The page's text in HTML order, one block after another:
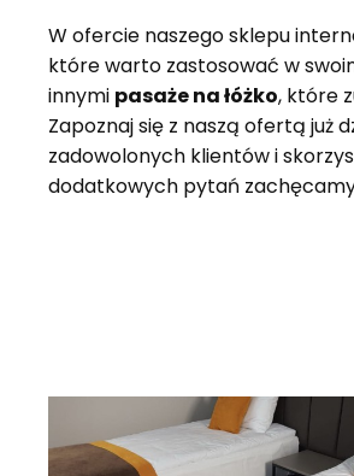
W ofercie naszego sklepu
które warto zastosować w
innymi pasaże na łóżko, które
Zapoznaj się z naszą ofertą już
zadowolonych klientów i
dodatkowych pytań